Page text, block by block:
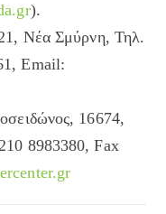
).
Νέα Σμύρνη, Τηλ.
Email:
16674,
8983380, Fax